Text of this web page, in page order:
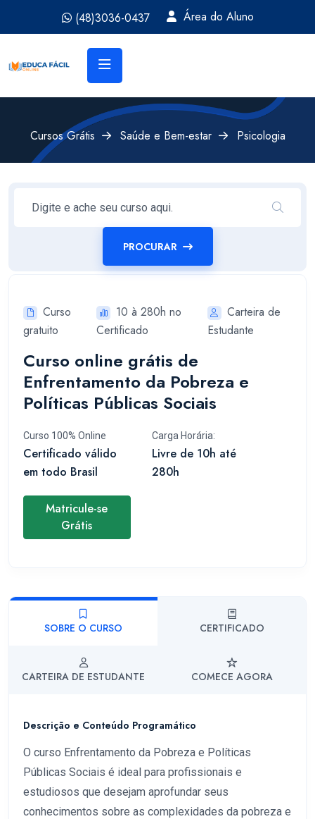
(48)3036-0437 Área do Aluno
Cursos Grátis Saúde e Bem-estar Psicologia
PROCURAR
Curso
gratuito
10 à 280h no
Certificado
Carteira de
Estudante
Curso online grátis de
Enfrentamento da Pobreza e
Políticas Públicas Sociais
Curso 100% Online
Certificado válido
em todo Brasil
Carga Horária:
Livre de 10h até
280h
Matricule-se
Grátis
SOBRE O CURSO CERTIFICADO
CARTEIRA DE ESTUDANTE COMECE AGORA
Descrição e Conteúdo Programático
O curso Enfrentamento da Pobreza e Políticas
Públicas Sociais é ideal para profissionais e
estudiosos que desejam aprofundar seus
conhecimentos sobre as complexidades da pobreza e